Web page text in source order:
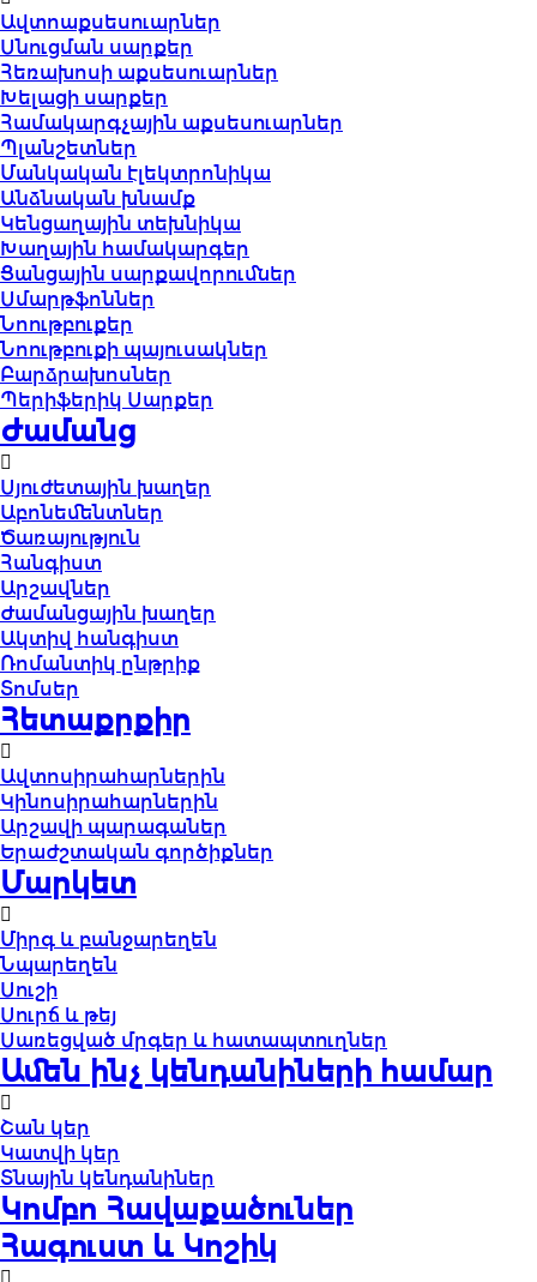
Ավտոաքսեսուարներ
Սնուցման սարքեր
Հեռախոսի աքսեսուարներ
Խելացի սարքեր
Համակարգչային աքսեսուարներ
Պլանշետներ
Մանկական էլեկտրոնիկա
Անձնական խնամք
Կենցաղային տեխնիկա
Խաղային համակարգեր
Ցանցային սարքավորումներ
Սմարթֆոններ
Նոութբուքեր
Նոութբուքի պայուսակներ
Բարձրախոսներ
Պերիֆերիկ Սարքեր
Ժամանց
Սյուժետային խաղեր
Աբոնեմենտներ
Ծառայություն
Հանգիստ
Արշավներ
Ժամանցային խաղեր
Ակտիվ հանգիստ
Ռոմանտիկ ընթրիք
Տոմսեր
Հետաքրքիր
Ավտոսիրահարներին
Կինոսիրահարներին
Արշավի պարագաներ
Երաժշտական գործիքներ
Մարկետ
Միրգ և բանջարեղեն
Նպարեղեն
Սուշի
Սուրճ և թեյ
Սառեցված մրգեր և հատապտուղներ
Ամեն ինչ կենդանիների համար
Շան կեր
Կատվի կեր
Տնային կենդանիներ
Կոմբո Հավաքածուներ
Հագուստ և Կոշիկ